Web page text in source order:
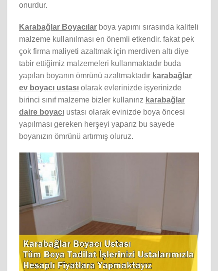
onurdur.
Karabağlar Boyacılar boya yapımı sırasında kaliteli
malzeme kullanılması en önemli etkendir. fakat pek
çok firma maliyeti azaltmak için merdiven altı diye
tabir ettiğimiz malzemeleri kullanmaktadır buda
yapılan boyanın ömrünü azaltmaktadır karabağlar
ev boyacı ustası olarak evlerinizde işyerinizde
birinci sınıf malzeme bizler kullanırız karabağlar
daire boyacı ustası olarak evinizde boya öncesi
yapılması gereken herşeyi yaparız bu sayede
boyanızın ömrünü artırmış oluruz.